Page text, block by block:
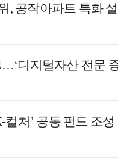
, 공작아파트 특화
디지털자산 전문
처’ 공동 펀드 조성